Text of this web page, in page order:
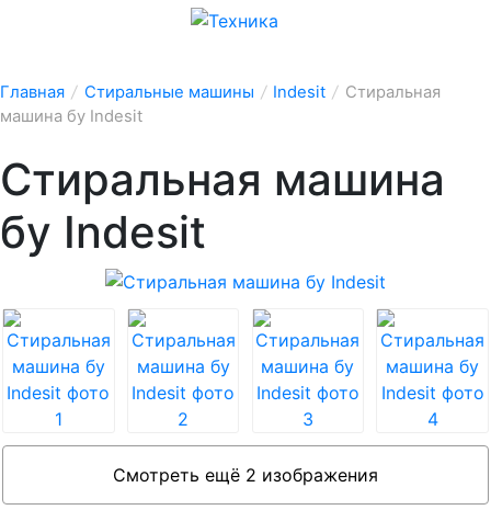
Главная / Стиральные машины / Indesit / Стиральная
машина бу Indesit
Стиральная машина
бу Indesit
Смотреть ещё 2 изображения